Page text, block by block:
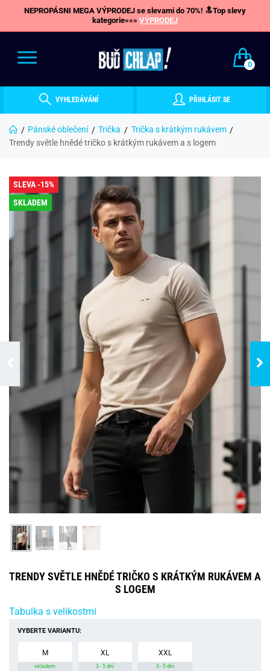
NEPROPÁSNI MEGA VÝPRODEJ se slevami do 70%! 🔝Top slevy
kategorie»»» VÝPRODEJ
0
VYHLEDÁVÁNÍ PŘIHLÁSIT SE
Pánské oblečení Trička
Trička s krátkým rukávem
Trendy světle hnědé tričko s krátkým rukávem a s logem
SLEVA -15%
SKLADEM
TRENDY SVĚTLE HNĚDÉ TRIČKO S KRÁTKÝM RUKÁVEM A
S LOGEM
Tabulka s velikostmi
VYBERTE VARIANTU:
M
skladem
XL
3 - 5 dní
XXL
3 - 5 dní